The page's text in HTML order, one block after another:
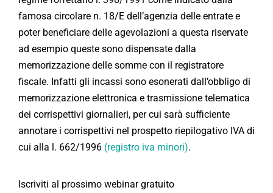
famosa circolare n. 18/E dell’agenzia delle entrate e
poter beneficiare delle agevolazioni a questa riservate
ad esempio queste sono dispensate dalla
memorizzazione delle somme con il registratore
fiscale. Infatti gli incassi sono esonerati dall’obbligo di
memorizzazione elettronica e trasmissione telematica
dei corrispettivi giornalieri, per cui sarà sufficiente
annotare i corrispettivi nel prospetto riepilogativo IVA di
cui alla l. 662/1996 (registro iva minori).
Iscriviti al prossimo webinar gratuito